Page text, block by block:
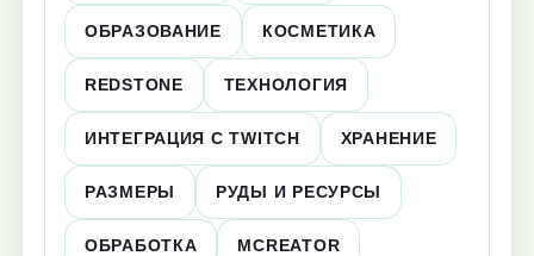
ОБРАЗОВАНИЕ КОСМЕТИКА
REDSTONE ТЕХНОЛОГИЯ
ИНТЕГРАЦИЯ С TWITCH ХРАНЕНИЕ
РАЗМЕРЫ РУДЫ И РЕСУРСЫ
ОБРАБОТКА MCREATOR